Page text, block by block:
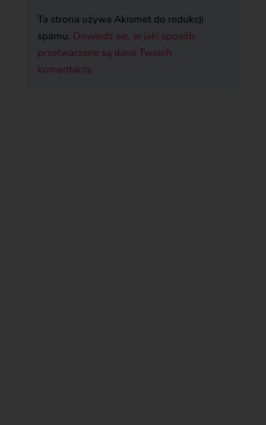
Ta strona używa Akismet do redukcji
spamu. Dowiedz się, w jaki sposób
przetwarzane są dane Twoich
komentarzy.